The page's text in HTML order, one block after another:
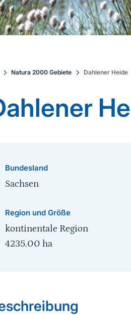
Natura 2000 Gebiete Dahlener Heide
Bundesland
Sachsen
Region und Größe
kontinentale Region
4235.00 ha